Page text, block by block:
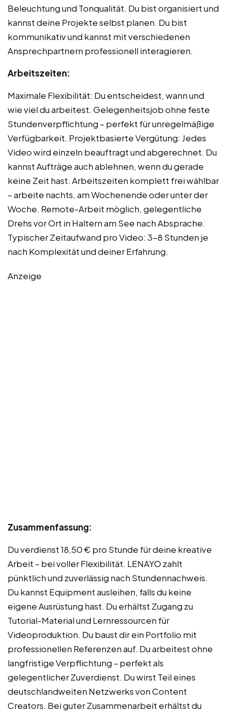
Beleuchtung und Tonqualität. Du bist organisiert und
kannst deine Projekte selbst planen. Du bist
kommunikativ und kannst mit verschiedenen
Ansprechpartnern professionell interagieren.
Arbeitszeiten:
Maximale Flexibilität: Du entscheidest, wann und
wie viel du arbeitest. Gelegenheitsjob ohne feste
Stundenverpflichtung – perfekt für unregelmäßige
Verfügbarkeit. Projektbasierte Vergütung: Jedes
Video wird einzeln beauftragt und abgerechnet. Du
kannst Aufträge auch ablehnen, wenn du gerade
keine Zeit hast. Arbeitszeiten komplett frei wählbar
– arbeite nachts, am Wochenende oder unter der
Woche. Remote-Arbeit möglich, gelegentliche
Drehs vor Ort in Haltern am See nach Absprache.
Typischer Zeitaufwand pro Video: 3-8 Stunden je
nach Komplexität und deiner Erfahrung.
Anzeige
Zusammenfassung:
Du verdienst 18,50 € pro Stunde für deine kreative
Arbeit – bei voller Flexibilität. LENAYO zahlt
pünktlich und zuverlässig nach Stundennachweis.
Du kannst Equipment ausleihen, falls du keine
eigene Ausrüstung hast. Du erhältst Zugang zu
Tutorial-Material und Lernressourcen für
Videoproduktion. Du baust dir ein Portfolio mit
professionellen Referenzen auf. Du arbeitest ohne
langfristige Verpflichtung – perfekt als
gelegentlicher Zuverdienst. Du wirst Teil eines
deutschlandweiten Netzwerks von Content
Creators. Bei guter Zusammenarbeit erhältst du